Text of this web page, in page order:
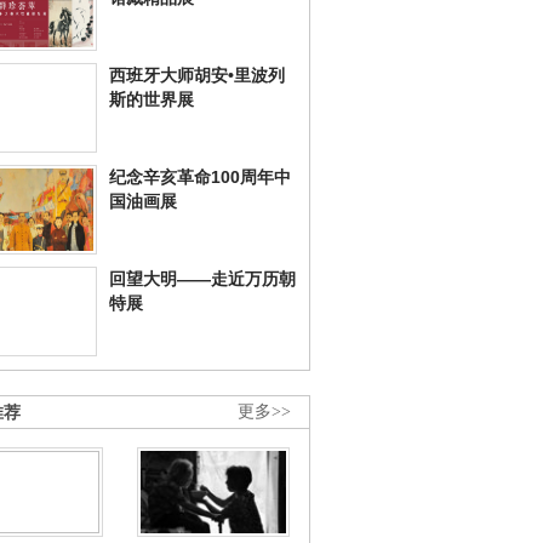
西班牙大师胡安•里波列
斯的世界展
纪念辛亥革命100周年中
国油画展
回望大明——走近万历朝
特展
更多>>
荐